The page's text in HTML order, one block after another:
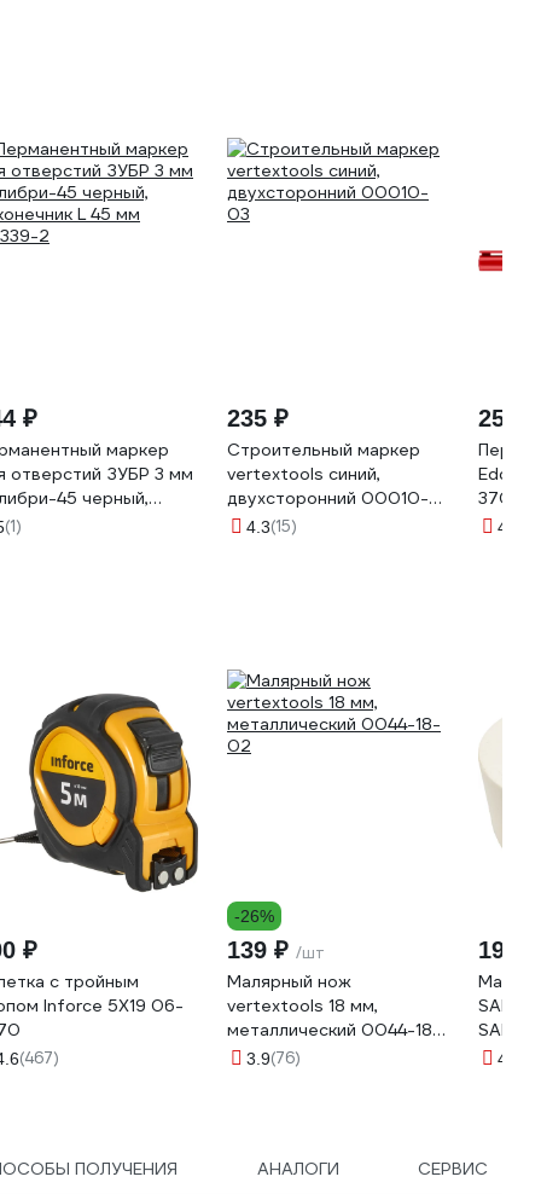
₽
маркер
отверстий ЗУБР 3 мм
45 черный,
L 45 мм
(1)
235 ₽
Строительный маркер
vertextools синий,
двухсторонний 00010-
034.3(15)
250 ₽
Edding
370/2
4.6
₽
с тройным
Inforce 5Х19 06-
(467)
-26%
139 ₽ /шт
Малярный нож
vertextools 18 мм,
металлический 0044-18-
023.9(76)
190 ₽
4.5
ПОЛУЧЕНИЯ АНАЛОГИ СЕРВИС